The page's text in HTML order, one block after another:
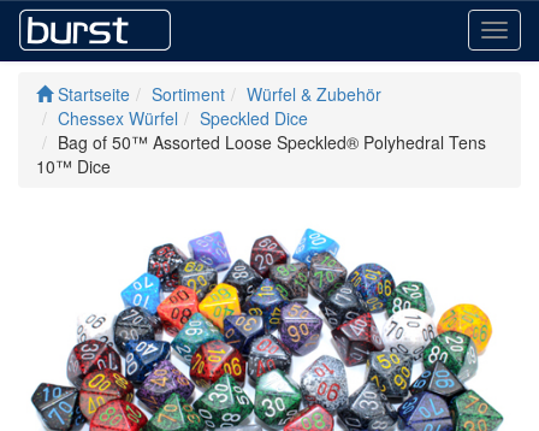
Startseite
Sortiment
Würfel & Zubehör
Chessex Würfel
Speckled Dice
Bag of 50™ Assorted Loose Speckled® Polyhedral Tens
10™ Dice